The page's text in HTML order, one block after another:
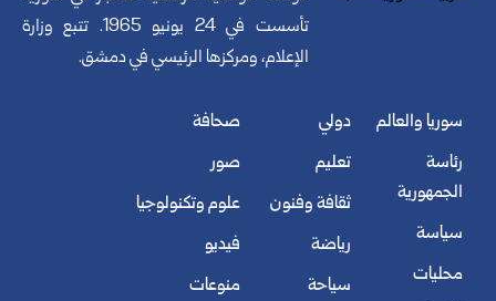
تأسست في 24 يونيو 1965. تتبع وزارة
الإعلام، ومركزها الرئيسي في دمشق.
سوريا والعالم
رئاسة
الجمهورية
سياسة
محليات
دولي
تعليم
ثقافة وفنون
رياضة
سياحة
صحافة
صور
علوم وتكنولوجيا
فيديو
منوعات